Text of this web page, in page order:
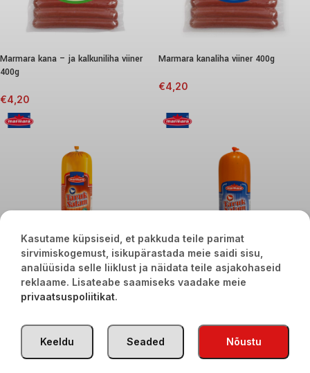
Marmara kana – ja kalkuniliha viiner
400g
€4,20
Marmara kanaliha viiner 400g
€4,20
Marmara kanalihavorst 500g
Marmara kanalihavorst paprikaga
€3,60
TÜRGI KAUBAD
Kasutame küpsiseid, et pakkuda teile parimat
sirvimiskogemust, isikupärastada meie saidi sisu,
analüüsida selle liiklust ja näidata teile asjakohaseid
reklaame. Lisateabe saamiseks vaadake meie
privaatsuspoliitikat.
Nõustu
Seaded
Keeldu